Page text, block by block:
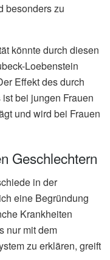
besonders zu
könnte durch diesen
Loebenstein
Effekt des durch
bei jungen Frauen
und wird bei Frauen
Geschlechtern
in der
eine Begründung
Krankheiten
nur mit dem
zu erklären, greift